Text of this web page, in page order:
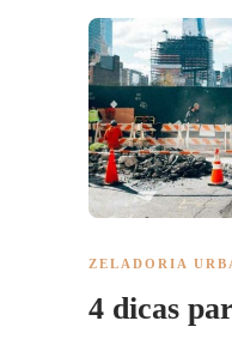
ZELADORIA
4 dicas